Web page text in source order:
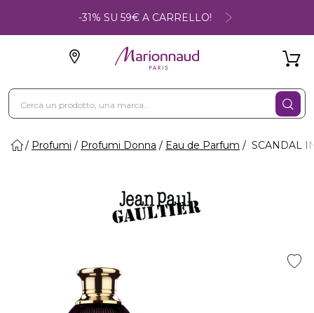
-31% SU 59€ A CARRELLO!
Profumi Profumi Donna Eau de Parfum SCANDAL